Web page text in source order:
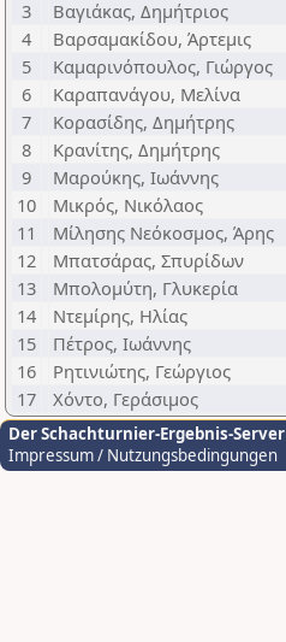
3
Βαγιάκας, Δημήτριος
4
Βαρσαμακίδου, Άρτεμις
5
Καμαρινόπουλος, Γιώργος
6
Καραπανάγου, Μελίνα
7
Κορασίδης, Δημήτρης
8
Κρανίτης, Δημήτρης
9
Μαρούκης, Ιωάννης
10
Μικρός, Νικόλαος
11
Μίλησης Νεόκοσμος, Άρης
12
Μπατσάρας, Σπυρίδων
13
Μπολομύτη, Γλυκερία
14
Ντεμίρης, Ηλίας
15
Πέτρος, Ιωάννης
16
Ρητινιώτης, Γεώργιος
17
Χόντο, Γεράσιμος
Der Schachturnier-Ergebnis-Server
Impressum / Nutzungsbedingungen